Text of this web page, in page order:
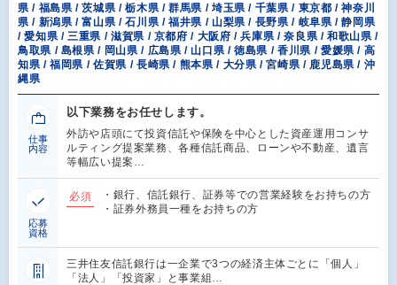
県 / 福島県 / 茨城県 / 栃木県 / 群馬県 / 埼玉県 / 千葉県 / 東京都 / 神奈川
県 / 新潟県 / 富山県 / 石川県 / 福井県 / 山梨県 / 長野県 / 岐阜県 / 静岡県
/ 愛知県 / 三重県 / 滋賀県 / 京都府 / 大阪府 / 兵庫県 / 奈良県 / 和歌山県 /
鳥取県 / 島根県 / 岡山県 / 広島県 / 山口県 / 徳島県 / 香川県 / 愛媛県 / 高
知県 / 福岡県 / 佐賀県 / 長崎県 / 熊本県 / 大分県 / 宮崎県 / 鹿児島県 / 沖
縄県
仕事
内容
以下業務をお任せします。
外訪や店頭にて投資信託や保険を中心とした資産運用コンサ
ルティング提案業務、各種信託商品、ローンや不動産、遺言
等幅広い提案…
応募
資格
必須
・銀行、信託銀行、証券等での営業経験をお持ちの方
・証券外務員一種をお持ちの方
三井住友信託銀行は一企業で3つの経済主体ごとに「個人」
「法人」「投資家」と事業組…